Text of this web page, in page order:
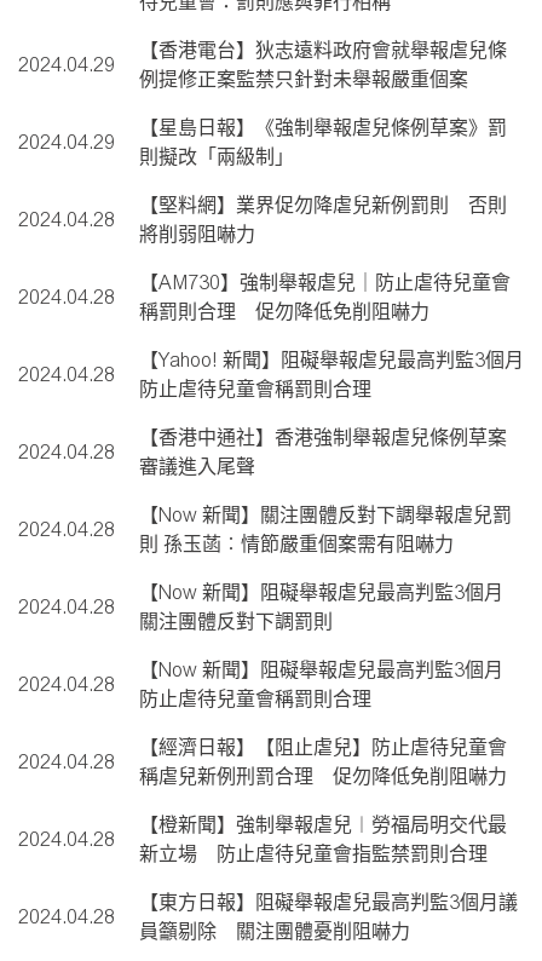
2024.04.29
【香港電台】狄志遠料政府會就舉報虐兒條
例提修正案監禁只針對未舉報嚴重個案
2024.04.29
【星島日報】《強制舉報虐兒條例草案》罰
則擬改「兩級制」
2024.04.28
【堅料網】業界促勿降虐兒新例罰則 否則
將削弱阻嚇力
2024.04.28
【AM730】強制舉報虐兒｜防止虐待兒童會
稱罰則合理 促勿降低免削阻嚇力
2024.04.28
【Yahoo! 新聞】阻礙舉報虐兒最高判監3個月
防止虐待兒童會稱罰則合理
2024.04.28
【香港中通社】香港強制舉報虐兒條例草案
審議進入尾聲
2024.04.28
【Now 新聞】關注團體反對下調舉報虐兒罰
則 孫玉菡︰情節嚴重個案需有阻嚇力
2024.04.28
【Now 新聞】阻礙舉報虐兒最高判監3個月
關注團體反對下調罰則
2024.04.28
【Now 新聞】阻礙舉報虐兒最高判監3個月
防止虐待兒童會稱罰則合理
2024.04.28
【經濟日報】【阻止虐兒】防止虐待兒童會
稱虐兒新例刑罰合理 促勿降低免削阻嚇力
2024.04.28
【橙新聞】強制舉報虐兒︱勞福局明交代最
新立場 防止虐待兒童會指監禁罰則合理
2024.04.28
【東方日報】阻礙舉報虐兒最高判監3個月議
員籲剔除 關注團體憂削阻嚇力